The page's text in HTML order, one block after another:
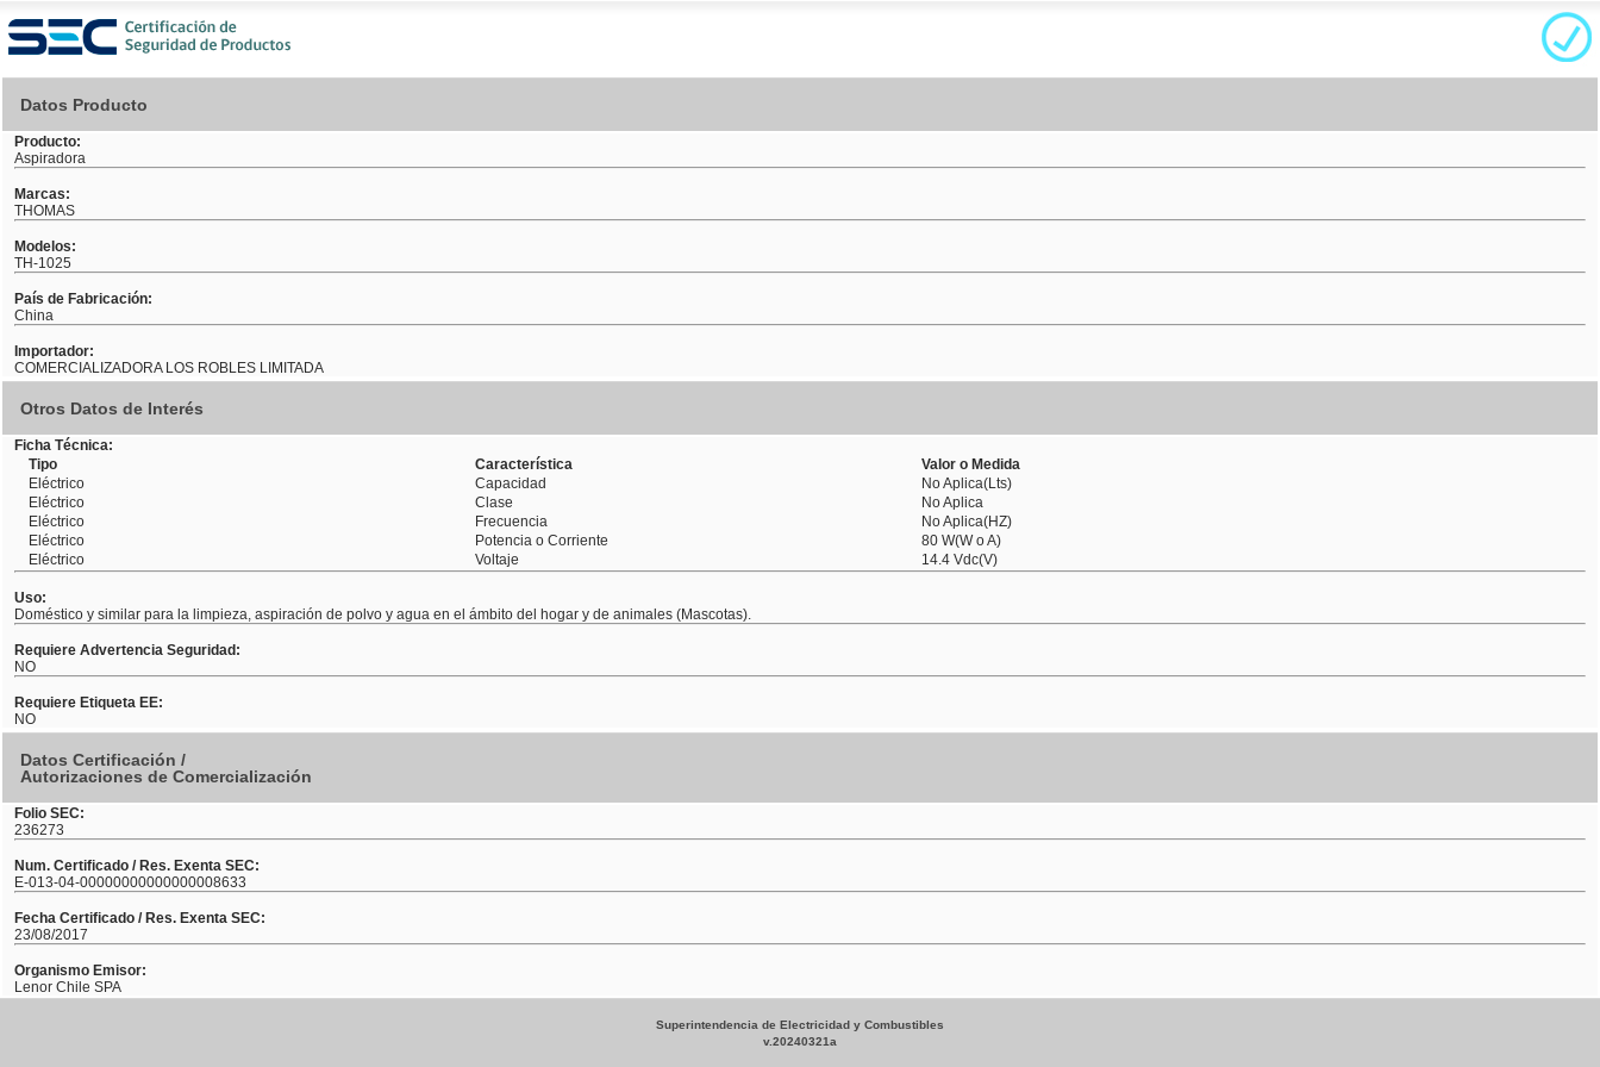
Datos Producto
Producto:
Aspiradora
Marcas:
THOMAS
Modelos:
TH-1025
País de Fabricación:
China
Importador:
COMERCIALIZADORA LOS ROBLES LIMITADA
Otros Datos de Interés
Ficha Técnica:
Tipo
Característica
Valor o Medida
Eléctrico
Capacidad
No Aplica(Lts)
Eléctrico
Clase
No Aplica
Eléctrico
Frecuencia
No Aplica(HZ)
Eléctrico
Potencia o Corriente
80 W(W o A)
Eléctrico
Voltaje 14.4 Vdc(V)
Uso:
Doméstico y similar para la limpieza, aspiración de polvo y agua en el ámbito del hogar y de animales (Mascotas).
Requiere Advertencia Seguridad:
NO
Requiere Etiqueta EE:
NO
Datos Certificación /
Autorizaciones de Comercialización
Folio SEC:
236273
Num. Certificado / Res. Exenta SEC:
E-013-04-00000000000000008633
Fecha Certificado / Res. Exenta SEC:
23/08/2017
Organismo Emisor:
Lenor Chile SPA
Superintendencia de Electricidad y Combustibles
v.20240321a